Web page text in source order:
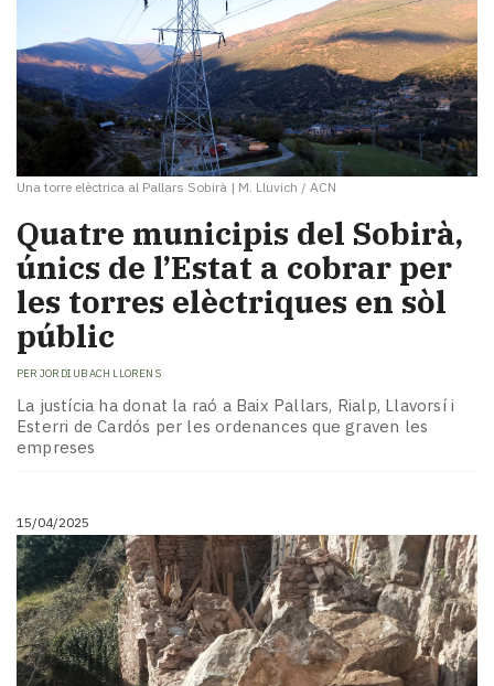
Una torre elèctrica al Pallars Sobirà | M. Lluvich / ACN
Quatre municipis del Sobirà,
únics de l’Estat a cobrar per
les torres elèctriques en sòl
públic
PER JORDI UBACH LLORENS
La justícia ha donat la raó a Baix Pallars, Rialp, Llavorsí i
Esterri de Cardós per les ordenances que graven les
empreses
15/04/2025